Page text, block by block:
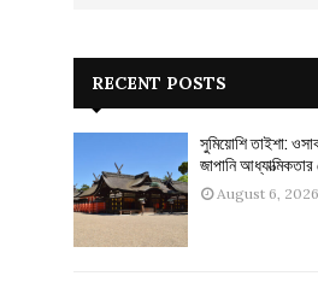
RECENT POSTS
সুমিয়োশি তাইশা:
জাপানি
August 6, 2026